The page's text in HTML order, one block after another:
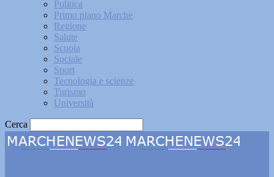
Politica
Primo piano Marche
Regione
Salute
Scuola
Sociale
Sport
Tecnologia e scienze
Turismo
Università
Cerca